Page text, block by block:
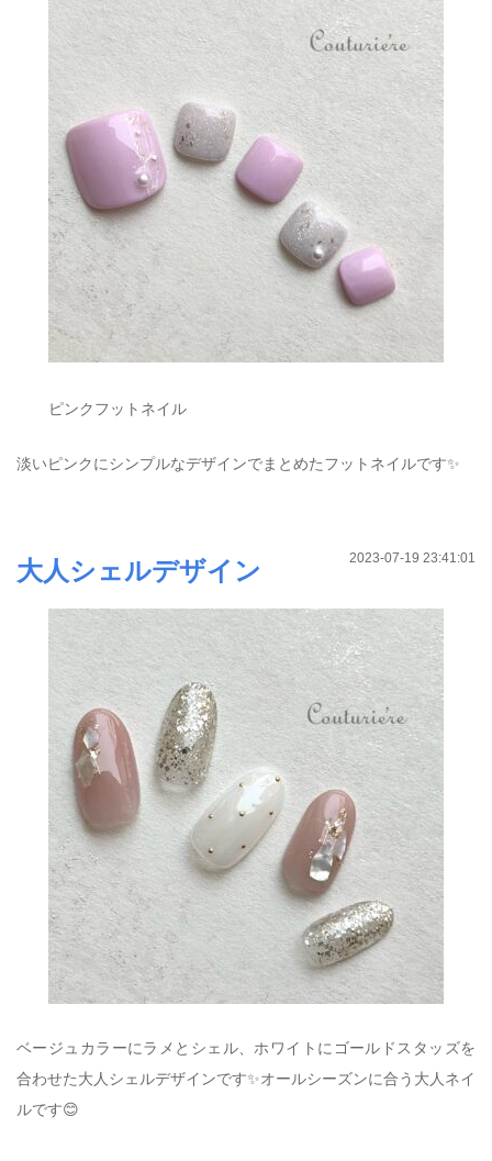
ピンクフットネイル
淡いピンクにシンプルなデザインでまとめたフットネイルです✨
2023-07-19 23:41:01
大人シェルデザイン
ベージュカラーにラメとシェル、ホワイトにゴールドスタッズを
合わせた大人シェルデザインです✨オールシーズンに合う大人ネイ
ルです😊